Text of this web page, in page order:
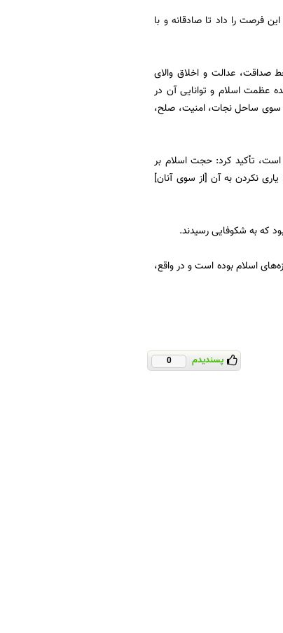
فرصت را داد تا صادقانه و با
صداقت، عدالت و اخلاق والای
عظمت اسلام و توانایی آن در
سوی ساحل نجات، امنیت، صلح،
است، تأکید کرد: حجت اسلام بر
نکردن به آن [از سوی آنان]
که به شکوفایی رسیدند.
اسلام بوده است و در واقع،
پسندیدم 0